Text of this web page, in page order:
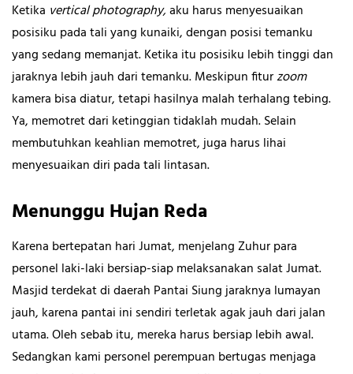
Ketika vertical photography,aku harus menyesuaikan
posisiku pada tali yang kunaiki, dengan posisi temanku
yang sedang memanjat. Ketika itu posisiku lebih tinggi dan
jaraknya lebih jauh dari temanku. Meskipun fiturzoom
kamera bisa diatur, tetapi hasilnya malah terhalang tebing.
Ya, memotret dari ketinggian tidaklah mudah. Selain
membutuhkan keahlian memotret, juga harus lihai
menyesuaikan diri pada tali lintasan.
Menunggu Hujan Reda
Karena bertepatan hari Jumat, menjelang Zuhur para
personel laki-laki bersiap-siap melaksanakan salat Jumat.
Masjid terdekat di daerah Pantai Siung jaraknya lumayan
jauh, karena pantai ini sendiri terletak agak jauh dari jalan
utama. Oleh sebab itu, mereka harus bersiap lebih awal.
Sedangkan kami personel perempuan bertugas menjaga